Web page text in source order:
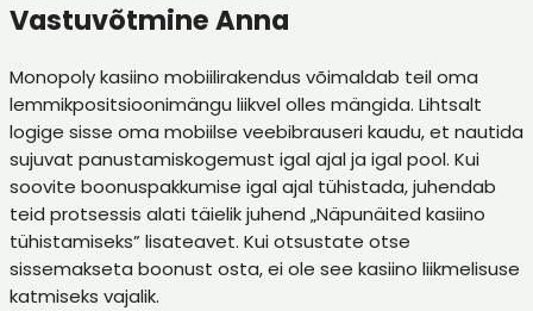
Vastuvõtmine Anna
Monopoly kasiino mobiilirakendus võimaldab teil oma
lemmikpositsioonimängu liikvel olles mängida. Lihtsalt
logige sisse oma mobiilse veebibrauseri kaudu, et nautida
sujuvat panustamiskogemust igal ajal ja igal pool. Kui
soovite boonuspakkumise igal ajal tühistada, juhendab
teid protsessis alati täielik juhend „Näpunäited kasiino
tühistamiseks” lisateavet. Kui otsustate otse
sissemakseta boonust osta, ei ole see kasiino liikmelisuse
katmiseks vajalik.